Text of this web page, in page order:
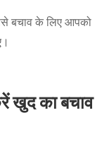
बचाव के लिए आपको
खुद का बचाव